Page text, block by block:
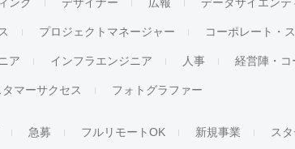
プロジェクトマネージャー コーポレート・
ア インフラエンジニア 人事 経営陣・コ
タマーサクセス フォトグラファー
急募 フルリモートOK 新規事業 ス